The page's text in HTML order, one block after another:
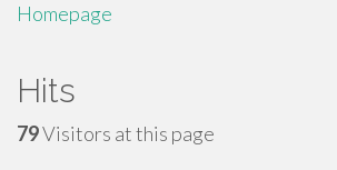
Homepage
Hits
79Visitors at this page